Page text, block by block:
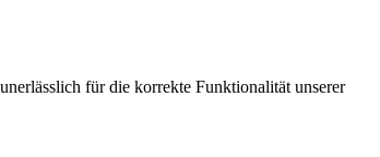
für die korrekte Funktionalität unserer